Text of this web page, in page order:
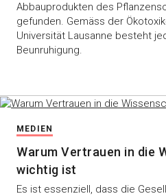
Abbauprodukten des
gefunden. Gemäss der
Universität Lausanne besteht
Beunruhigung.
MEDIEN
Warum Vertrauen in die
wichtig ist
Es ist essenziell, dass die